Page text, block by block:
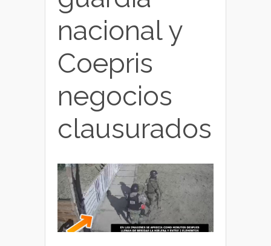
nacional y
Coepris
negocios
clausurados